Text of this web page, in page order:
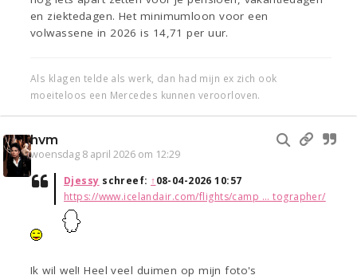
en ziektedagen. Het minimumloon voor een
volwassene in 2026 is 14,71 per uur.
Als klagen telde als werk, dan had mijn ex zich ook
moeiteloos een Mercedes kunnen veroorloven.
hvm
woensdag 8 april 2026 om 12:29
Djessy schreef: ↑08-04-2026 10:57
https://www.icelandair.com/flights/camp ... tographer/
Ik wil wel! Heel veel duimen op mijn foto's